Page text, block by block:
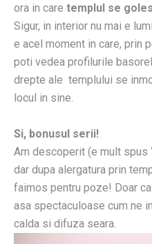
ora in care templul se
Sigur, in interior nu mai e
e acel moment in care, prin
poti vedea profilurile
drepte ale templului se
locul in sine.
Si, bonusul serii!
Am descoperit (e mult spus
dar dupa alergatura prin
faimos pentru poze! Doar
asa spectaculoase cum ne
calda si difuza seara.